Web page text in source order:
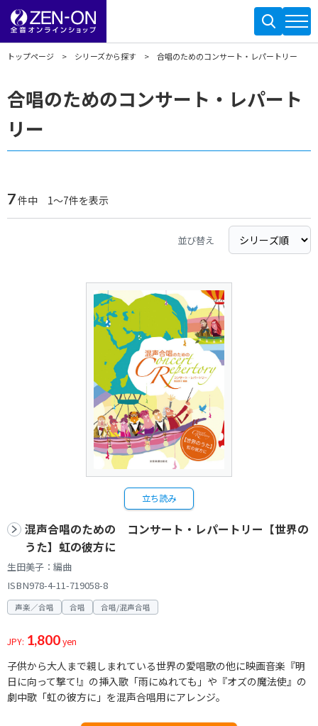
トップページ シリーズから探す 合唱のためのコンサート・レパートリー
合唱のためのコンサート・レパート
リー
7件中 1～7件を表示
並び替え
立ち読み
混声合唱のための コンサート・レパートリー【世界の
うた】虹の彼方に
生田美子：編曲
ISBN978-4-11-719058-8
声楽／合唱 合唱 合唱/混声合唱
JPY: 1,800yen
子供から大人まで親しまれている世界の愛唱歌の他に映画音楽『明
日に向って撃て!』の挿入歌「雨にぬれても」や『オズの魔法使』の
劇中歌「虹の彼方に」を混声合唱用にアレンジ。